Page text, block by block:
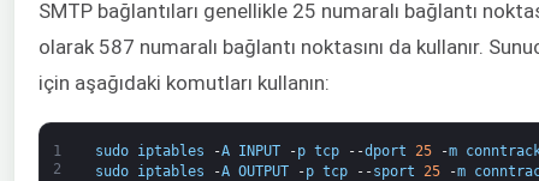
SMTP bağlantıları genellikle 25 numaralı bağlantı
olarak 587 numaralı bağlantı noktasını da kullanır.
için aşağıdaki komutları kullanın:
1
2
sudo iptables -A INPUT -p tcp --dport 25 -m
sudo
iptables -A OUTPUT -p tcp --sport 25 -m